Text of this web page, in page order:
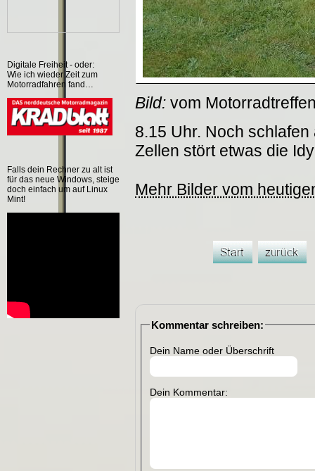
Digitale Freiheit - oder:
Wie ich wieder Zeit zum
Motorradfahren fand…
Falls dein Rechner zu alt ist
für das neue Windows, steige
doch einfach um auf Linux
Mint!
Bild: vom
8.15 Uhr. Noch
Zellen stört etwas die
Mehr Bilder vom
Kommentar schreiben:
Dein Name oder Überschrift
Dein Kommentar: